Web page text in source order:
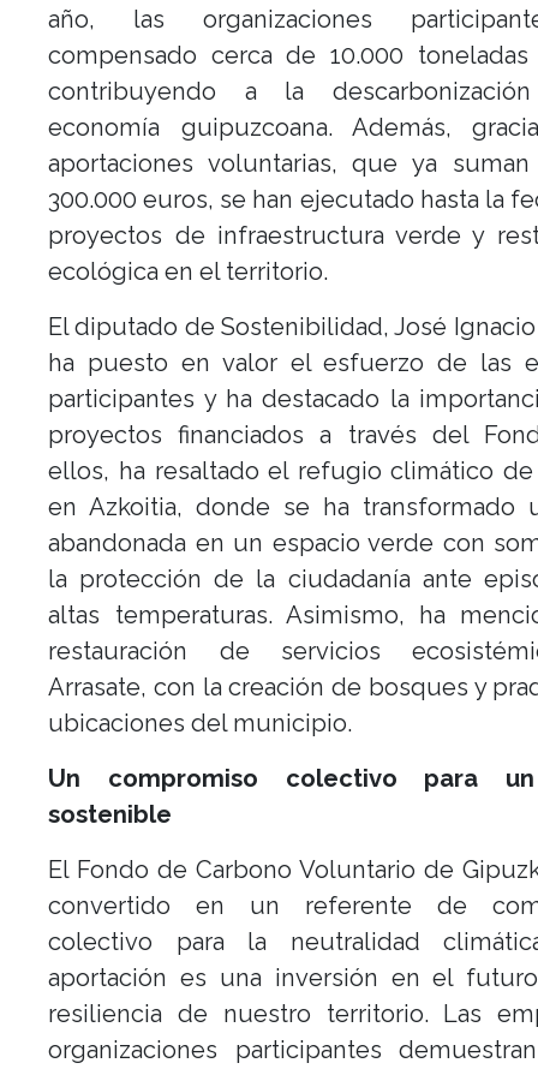
año, las organizaciones
compensado cerca de 10.000
contribuyendo a la
economía guipuzcoana. Además,
aportaciones voluntarias, que ya
300.000 euros, se han ejecutado hasta la
proyectos de infraestructura verde y
ecológica en el territorio.
El diputado de Sostenibilidad, José
ha puesto en valor el esfuerzo de las
participantes y ha destacado la
proyectos financiados a través del
ellos, ha resaltado el refugio climático de
en Azkoitia, donde se ha transformado
abandonada en un espacio verde con
la protección de la ciudadanía ante
altas temperaturas. Asimismo, ha
restauración de servicios
Arrasate, con la creación de bosques y
ubicaciones del municipio.
Un compromiso colectivo para
sostenible
El Fondo de Carbono Voluntario de
convertido en un referente de
colectivo para la neutralidad
aportación es una inversión en el
resiliencia de nuestro territorio. Las
organizaciones participantes